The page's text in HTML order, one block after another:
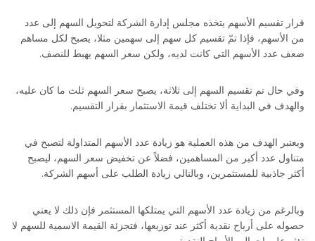
قرار تقسيم الأسهم يتخذه مجلس إدارة الشركة لتحويل السهم إلى عدد
من الأسهم، فإذا تمّ تقسيم كل سهم إلى سهمين مثلا، يصبح لكل مساهم
ضعف عدد الأسهم التي كانت لديه، ولكن سعر السهم يهبط للنصف.
وفي حال تم تقسيم السهم إلى ثلاثة، يصبح سعر السهم ثلث ما كان عليه،
والهدف في البداية ألا تختلف قيمة الاستثمار بقرار التقسيم.
ويعتبر الهدف من هذه العملية هو زيادة عدد الأسهم المتداولة لتصبح في
متناول عدد أكبر من المساهمين، فضلاً عن تخفيض سعر السهم، ليصبح
أكثر جاذبية للمستثمرين، وبالتالي زيادة الطلب على أسهم الشركة.
وبالرغم من زيادة عدد الأسهم التي يمتلكها المستثمر فإن ذلك لا يعني
حصوله على أرباح نقدية أكثر عند توزيعها، فتجزئة القيمة الاسمية للسهم لا